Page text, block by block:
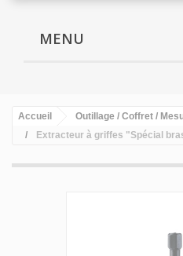
MENU
Accueil Outillage / Coffret /
Extracteur à griffes "Spécial